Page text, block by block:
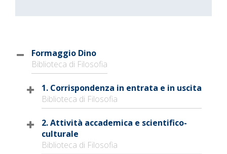
Formaggio Dino
Biblioteca di Filosofia
1. Corrispondenza in entrata e in uscita
Biblioteca di Filosofia
2. Attività accademica e scientifico-
culturale
Biblioteca di Filosofia